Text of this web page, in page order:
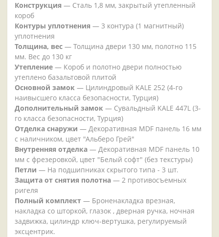
Конструкция — Сталь 1,8 мм, закрытый утепленный
короб
Контуры уплотнения — 3 контура (1 магнитный)
уплотнения
Толщина, вес — Толщина двери 130 мм, полотно 115
мм. Вес до 130 кг
Утепление — Короб и полотно двери полностью
утеплено базальтовой плитой
Основной замок — Цилиндровый KALE 252 (4-го
наивысшего класса безопасности, Турция)
Дополнительный замок — Сувальдный KALE 447L (3-
го класса безопасности, Турция)
Отделка снаружи — Декоративная MDF панель 16 мм
с наличником, цвет "Альберо Грей"
Внутренняя отделка — Декоративная MDF панель 10
мм с фрезеровкой, цвет "Белый софт" (без текстуры)
Петли — На подшипниках скрытого типа - 3 шт.
Защита от снятия полотна — 2 противосъемных
ригеля
Полный комплект — Броненакладка врезная,
накладка со шторкой, глазок , дверная ручка, ночная
задвижка, цилиндр ключ-вертушка, регулируемый
эксцентрик.